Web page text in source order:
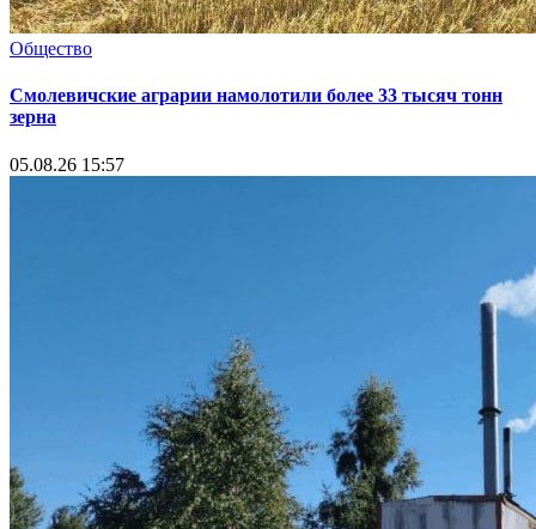
Общество
Смолевичские аграрии намолотили более 33 тысяч тонн
зерна
05.08.26 15:57